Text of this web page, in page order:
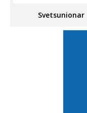
Svetsunionar